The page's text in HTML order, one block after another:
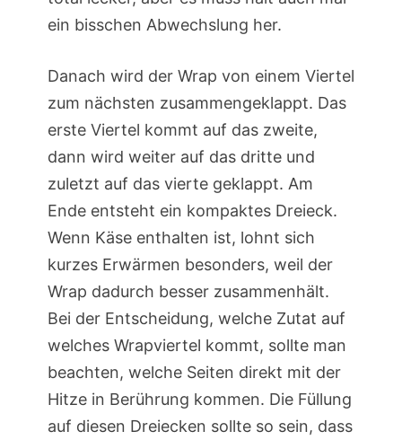
ein bisschen Abwechslung her.
Danach wird der Wrap von einem Viertel
zum nächsten zusammengeklappt. Das
erste Viertel kommt auf das zweite,
dann wird weiter auf das dritte und
zuletzt auf das vierte geklappt. Am
Ende entsteht ein kompaktes Dreieck.
Wenn Käse enthalten ist, lohnt sich
kurzes Erwärmen besonders, weil der
Wrap dadurch besser zusammenhält.
Bei der Entscheidung, welche Zutat auf
welches Wrapviertel kommt, sollte man
beachten, welche Seiten direkt mit der
Hitze in Berührung kommen. Die Füllung
auf diesen Dreiecken sollte so sein, dass